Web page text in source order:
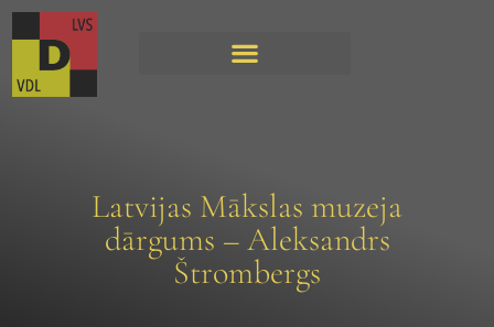
Latvijas Mākslas muzeja
dārgums – Aleksandrs
Štrombergs